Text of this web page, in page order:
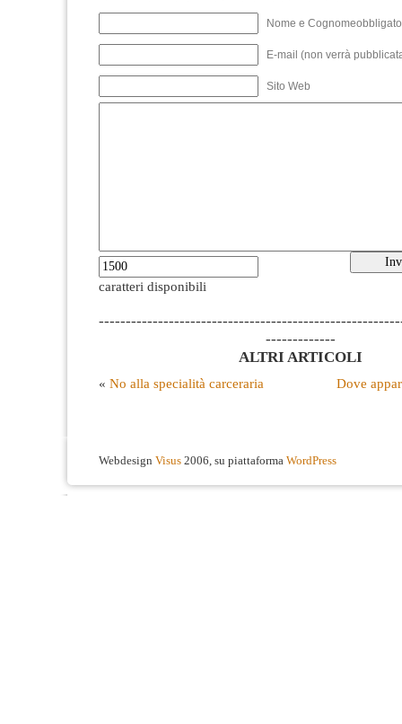
Nome e
E-mail (non verrà
Sito Web
caratteri disponibili
-------------
ALTRI ARTICOLI
« No alla specialità carceraria Dove
Webdesign Visus 2006, su piattaforma WordPress